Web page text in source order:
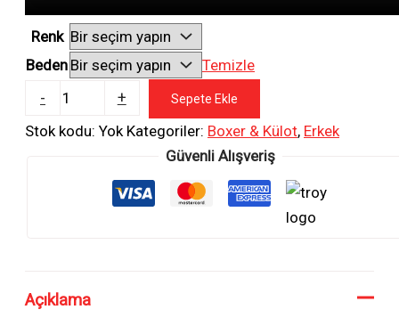
Renk
Beden
Temizle
-
Erkek
adet
+ Sepete Ekle
Stok kodu: Yok Kategoriler: Boxer & Külot, Erkek
Güvenli Alışveriş
Açıklama